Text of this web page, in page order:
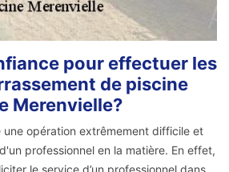
pour effectuer les
de piscine
Merenvielle?
une opération extrêmement difficile et
professionnel en la matière. En effet,
le service d’un professionnel dans